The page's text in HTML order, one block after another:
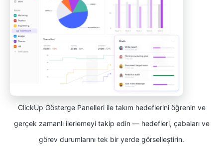
ClickUp Gösterge Panelleri ile takım hedeflerini öğrenin ve
gerçek zamanlı ilerlemeyi takip edin — hedefleri, çabaları ve
görev durumlarını tek bir yerde görselleştirin.